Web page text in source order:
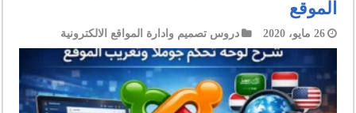
الموقع
26 مايو، 2020 دروس تصميم وادارة المواقع الالكترونية